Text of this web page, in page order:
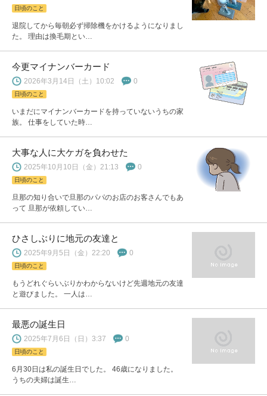
日頃のこと
退院してから毎朝必ず掃除機をかけるようになりまし
た。 理由は換毛期とい…
今更マイナンバーカード
2026年3月14日（土）10:02 0
日頃のこと
いまだにマイナンバーカードを持っていないうちの家
族。 仕事をしていた時…
大事な人に大ケガを負わせた
2025年10月10日（金）21:13 0
日頃のこと
旦那の知り合いで旦那のパパのお店のお客さんでもあ
って 旦那が依頼してい…
ひさしぶりに地元の友達と
2025年9月5日（金）22:20 0
日頃のこと
もうどれぐらいぶりかわからないけど先週地元の友達
と遊びました。 一人は…
最悪の誕生日
2025年7月6日（日）3:37 0
日頃のこと
6月30日は私の誕生日でした。 46歳になりました。
うちの夫婦は誕生…